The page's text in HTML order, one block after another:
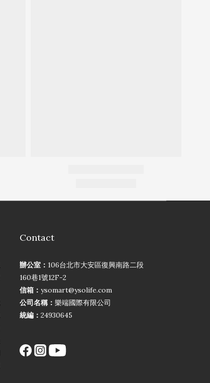
Contact
辦公室： 106台北市大安區復興南路二段
160巷1號12F-2
信箱： ysomart@ysolife.com
公司名稱： 樂端國際有限公司
統編： 24930645